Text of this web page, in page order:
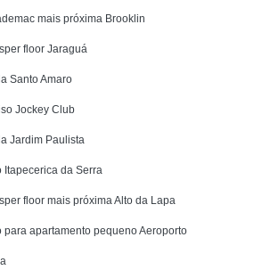
mais próxima Brooklin
floor Jaraguá
Santo Amaro
Jockey Club
Jardim Paulista
da Serra
floor mais próxima Alto da Lapa
para apartamento pequeno Aeroporto